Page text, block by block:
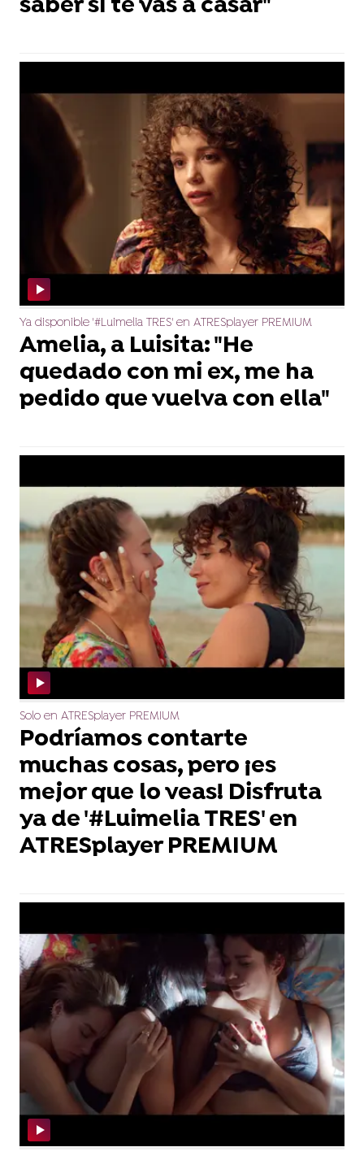
saber si te vas a casar"
Ya disponible '#Luimelia TRES' en ATRESplayer PREMIUM
Amelia, a Luisita: "He
quedado con mi ex, me ha
pedido que vuelva con ella"
Solo en ATRESplayer PREMIUM
Podríamos contarte
muchas cosas, pero ¡es
mejor que lo veas! Disfruta
ya de '#Luimelia TRES' en
ATRESplayer PREMIUM